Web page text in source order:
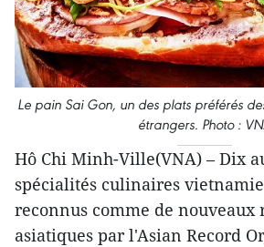
Le pain Sai Gon, un des plats préférés
étrangers. Photo :
Hô Chi Minh-Ville(VNA) – Dix
spécialités culinaires
reconnus comme de nouveaux
asiatiques par l'Asian Record